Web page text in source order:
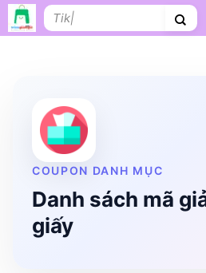
Bỏ
qua
Tìm
kiếm:
COUPON DANH MỤC
Danh sách mã
giấy